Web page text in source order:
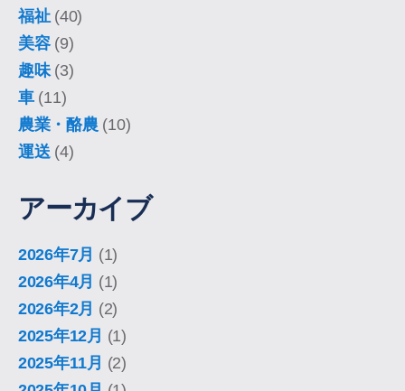
福祉(40)
美容(9)
趣味(3)
車(11)
農業・酪農 (10)
運送 (4)
アーカイブ
2026年7月 (1)
2026年4月 (1)
2026年2月 (2)
2025年12月 (1)
2025年11月 (2)